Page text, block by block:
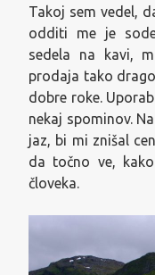
Takoj sem vedel,
odditi me je
sedela na kavi,
prodaja tako
dobre roke.
nekaj spominov.
jaz, bi mi znišal
da točno ve,
človeka.